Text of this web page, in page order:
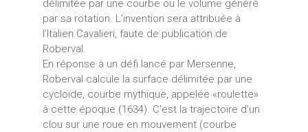
délimitée par une courbe ou le volume généré
par sa rotation. L’invention sera attribuée à
l’Italien Cavalieri, faute de publication de
Roberval.
En réponse à un défi lancé par Mersenne,
Roberval calcule la surface délimitée par une
cycloïde, courbe mythique, appelée «roulette»
à cette époque (1634). C’est la trajectoire d’un
clou sur une roue en mouvement (courbe